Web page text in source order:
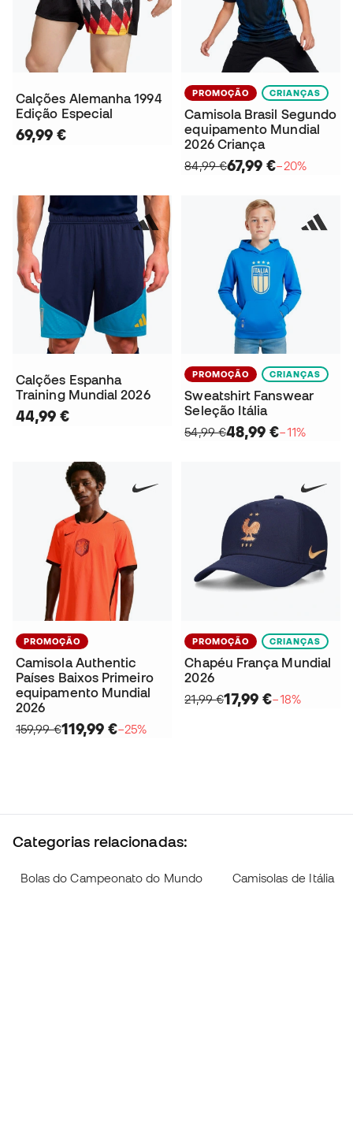
Calções Alemanha 1994
Edição Especial
69,99 €
PROMOÇÃO CRIANÇAS
Camisola Brasil Segundo
equipamento Mundial
2026 Criança
84,99 €67,99 €−20%
Calções Espanha
Training Mundial 2026
44,99 €
PROMOÇÃO CRIANÇAS
Sweatshirt Fanswear
Seleção Itália
54,99 €48,99 €−11%
PROMOÇÃO
Camisola Authentic
Países Baixos Primeiro
equipamento Mundial
2026
159,99 €119,99 €−25%
PROMOÇÃO CRIANÇAS
Chapéu França Mundial
2026
21,99 €17,99 €−18%
Categorias relacionadas:
Bolas do Campeonato do Mundo Camisolas de Itália